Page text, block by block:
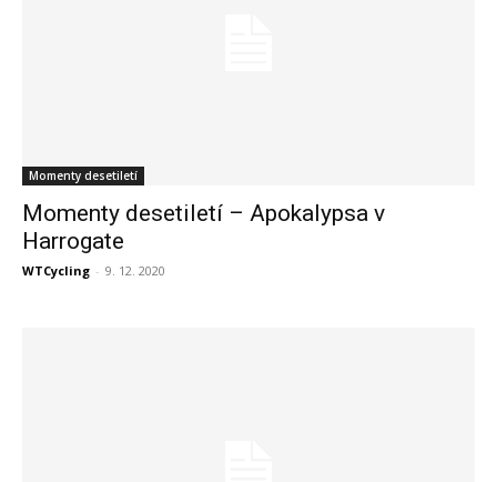
Momenty desetiletí
Momenty desetiletí – Apokalypsa v
Harrogate
WTCycling - 9. 12. 2020